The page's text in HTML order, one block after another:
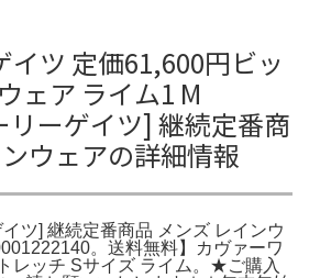
イツ 定価61,600円ビッ
ェア ライム1 M
ーゲイツ] 継続定番商
ウェアの詳細情報
ツ] 継続定番商品 メンズ レインウ
。送料無料】カヴァーワ
レッチ Sサイズ ライム。★ご購入